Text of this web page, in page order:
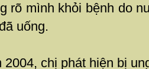
rõ mình khỏi bệnh do
uống.
2004, chị phát hiện bị